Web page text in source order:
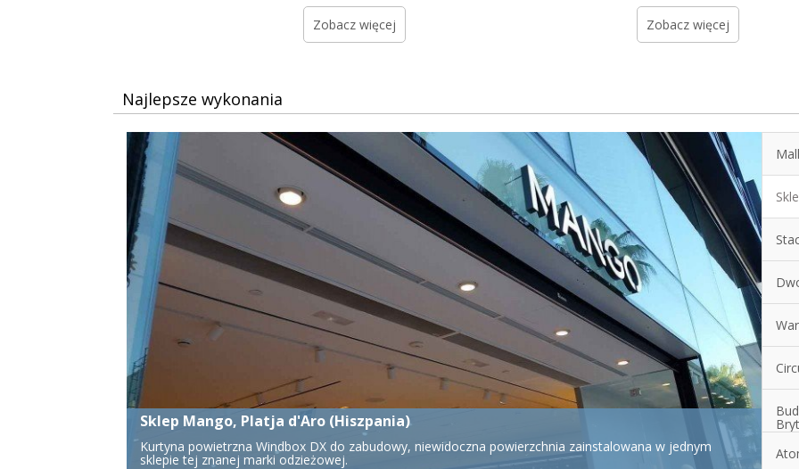
Zobacz więcej Zobacz więcej
Najlepsze wykonania
Stacja Stratford, Londyn (Wielka Brytania)
Montaż poziomy wielu kurtyn powietrznych Rund pomalowanych na biały kolor RAL